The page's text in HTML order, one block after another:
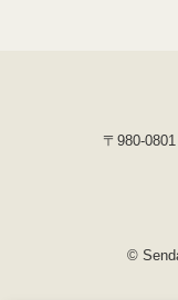
〒980-
©